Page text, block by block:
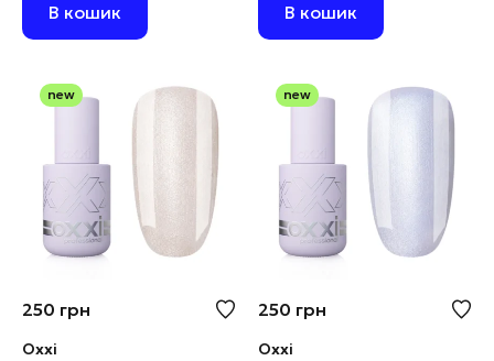
В кошик В кошик
new
250 грн
Oxxi
new
250 грн
Oxxi